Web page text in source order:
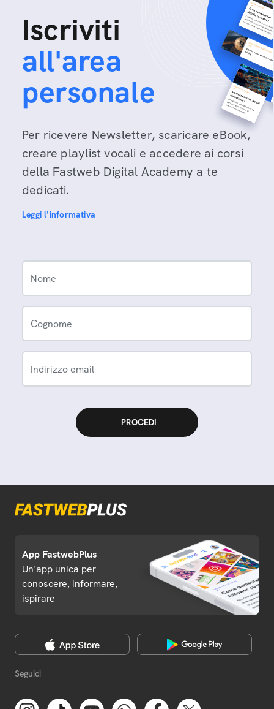
Iscriviti
all'area
personale
Per ricevere Newsletter, scaricare eBook,
creare playlist vocali e accedere ai corsi
della Fastweb Digital Academy a te
dedicati.
Leggi l'informativa
Nome
Cognome
Indirizzo email
App FastwebPlus
Un'app unica per
conoscere, informare,
ispirare
Seguici